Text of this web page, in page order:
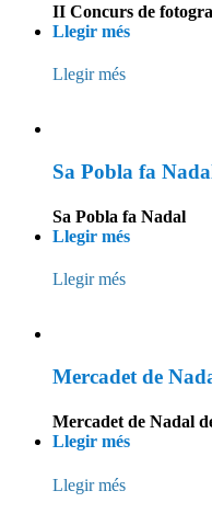
II Concurs de
Llegir més
Llegir més
Sa Pobla fa
Sa Pobla fa Nadal
Llegir més
Llegir més
Mercadet de
Mercadet de Nadal
Llegir més
Llegir més